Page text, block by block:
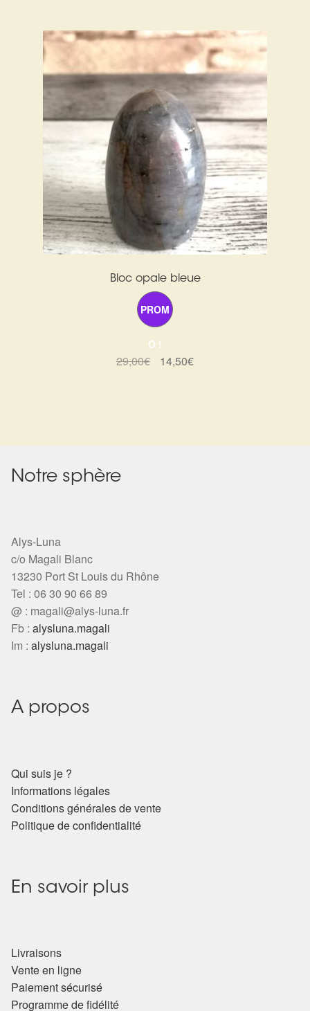
Bloc opale bleue
PROM
O !
29,00€
Le
14,50€Le
Notre sphère
Alys-Luna
c/o Magali Blanc
13230 Port St Louis du Rhône
Tel : 06 30 90 66 89
@ : magali@alys-luna.fr
Fb : alysluna.magali
Im : alysluna.magali
A propos
Qui suis je ?
Informations légales
Conditions générales de vente
Politique de confidentialité
En savoir plus
Livraisons
Vente en ligne
Paiement sécurisé
Programme de fidélité